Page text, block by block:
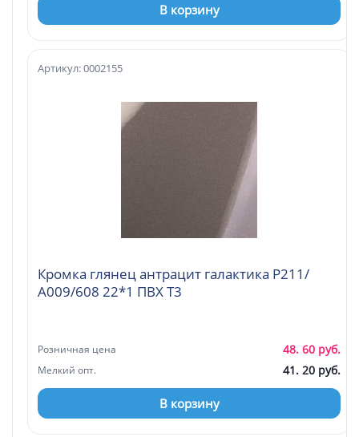
В корзину
Кромка глянец антрацит галактика Р211/
А009/608 22*1 ПВХ Т3
Артикул: 0002155
Розничная цена 48. 60 руб.
Мелкий опт. 41. 20 руб.
В корзину